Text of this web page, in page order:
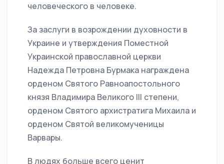
человеческого в человеке.
За заслуги в возрождении духовности в
Украине и утверждения Поместной
Украинской православной церкви
Надежда Петровна Бурмака награждена
орденом Святого Равноапостольного
князя Владимира Великого III степени,
орденом Святого архистратига Михаила и
орденом Святой великомученицы
Варвары.
В людях больше всего ценит